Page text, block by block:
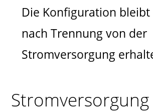
Die Konfiguration bleibt
nach Trennung von der
Stromversorgung